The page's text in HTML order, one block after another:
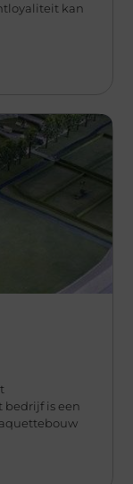
kan
bedrijf is een